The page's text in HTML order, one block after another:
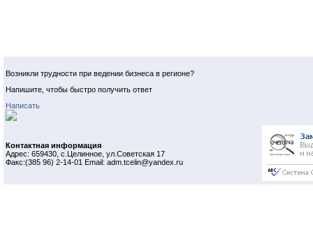
Возникли трудности при ведении бизнеса в регионе?
Напишите, чтобы быстро получить ответ
Написать
Контактная информация
Адрес: 659430, с.Целинное, ул.Советская 17
Факс:(385 96) 2-14-01 Email: adm.tcelin@yandex.ru